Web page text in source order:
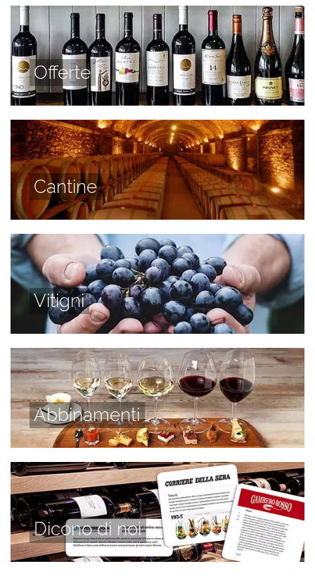
Offerte
Cantine
Vitigni
Abbinamenti
Dicono di noi